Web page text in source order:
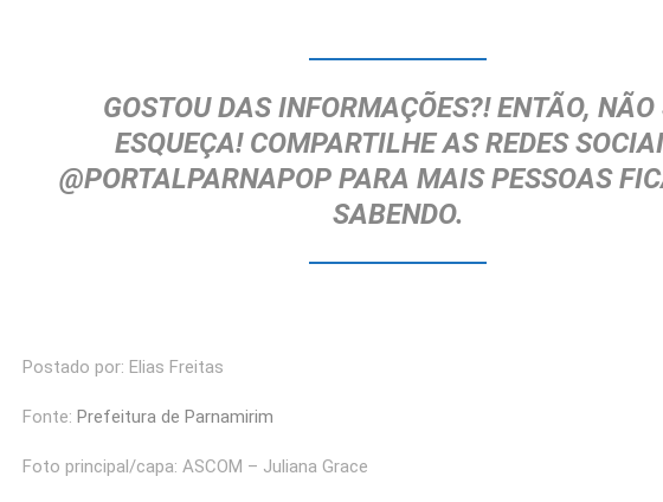
GOSTOU DAS INFORMAÇÕES?! ENTÃO, NÃO
ESQUEÇA! COMPARTILHE AS REDES
@PORTALPARNAPOP PARA MAIS PESSOAS
SABENDO.
Postado por: Elias Freitas
Fonte: Prefeitura de Parnamirim
Foto principal/capa: ASCOM – Juliana Grace